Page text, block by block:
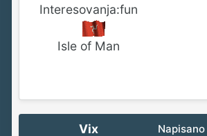
Interesovanja:fun
Isle of Man
Vix Napisano